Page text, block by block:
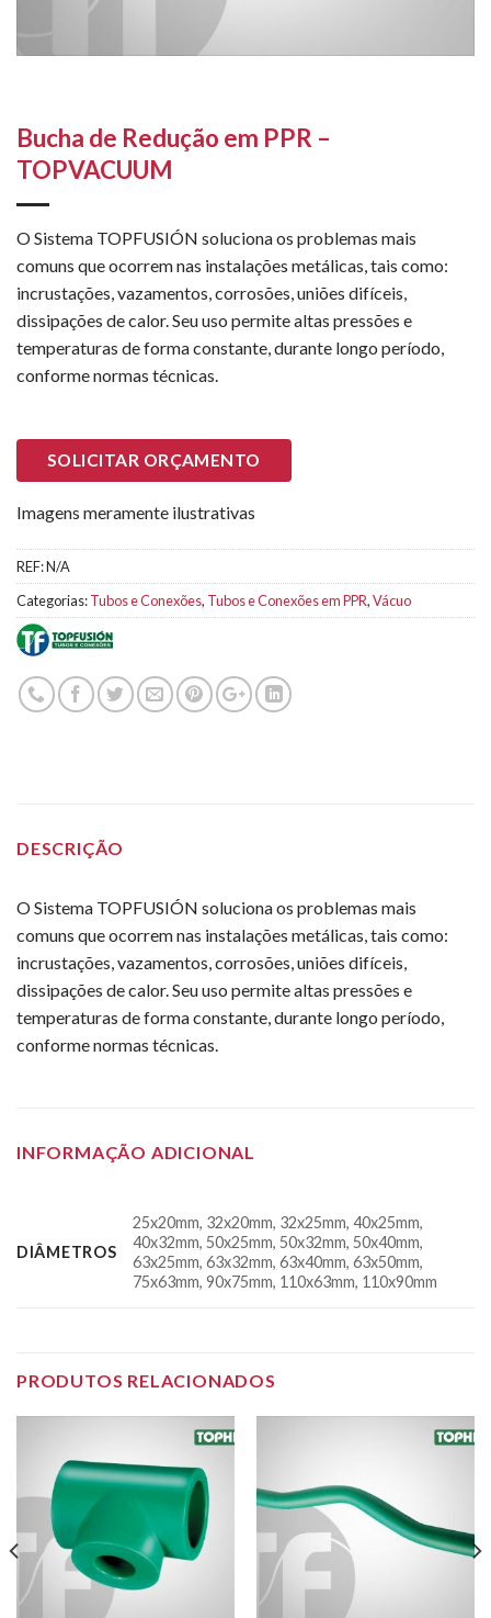
Bucha de Redução em PPR –
TOPVACUUM
O Sistema TOPFUSIÓN soluciona os problemas mais
comuns que ocorrem nas instalações metálicas, tais como:
incrustações, vazamentos, corrosões, uniões difíceis,
dissipações de calor. Seu uso permite altas pressões e
temperaturas de forma constante, durante longo período,
conforme normas técnicas.
SOLICITAR ORÇAMENTO
Imagens meramente ilustrativas
REF:N/A
Categorias:Tubos e Conexões, Tubos e Conexões em PPR,Vácuo
DESCRIÇÃO
O Sistema TOPFUSIÓN soluciona os problemas mais
comuns que ocorrem nas instalações metálicas, tais como:
incrustações, vazamentos, corrosões, uniões difíceis,
dissipações de calor. Seu uso permite altas pressões e
temperaturas de forma constante, durante longo período,
conforme normas técnicas.
INFORMAÇÃO ADICIONAL
DIÂMETROS
25x20mm, 32x20mm, 32x25mm, 40x25mm,
40x32mm, 50x25mm, 50x32mm, 50x40mm,
63x25mm, 63x32mm, 63x40mm, 63x50mm,
75x63mm, 90x75mm, 110x63mm, 110x90mm
PRODUTOS RELACIONADOS